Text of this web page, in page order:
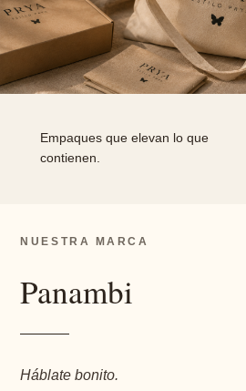
Empaques que elevan lo que
contienen.
NUESTRA MARCA
Panambi
Háblate bonito.